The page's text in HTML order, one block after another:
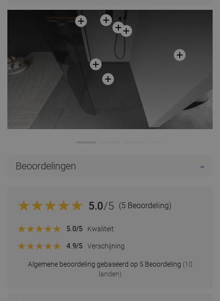
Beoordelingen
5.0/5 (5 Beoordeling)
Algemene beoordeling gebaseerd op 5 Beoordeling (10
landen)
5.0/5 Kwaliteit
4.9/5 Verschijning